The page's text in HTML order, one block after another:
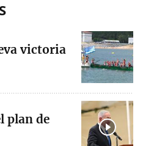
victoria
plan de